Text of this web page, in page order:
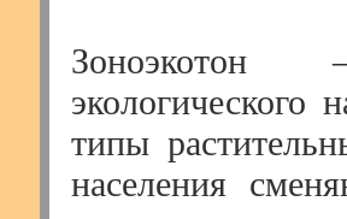
экологического
типы
населения